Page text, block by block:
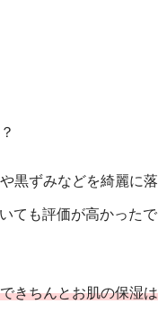
黒ずみなどを綺麗に落
ても評価が高かったで
きちんとお肌の保湿は